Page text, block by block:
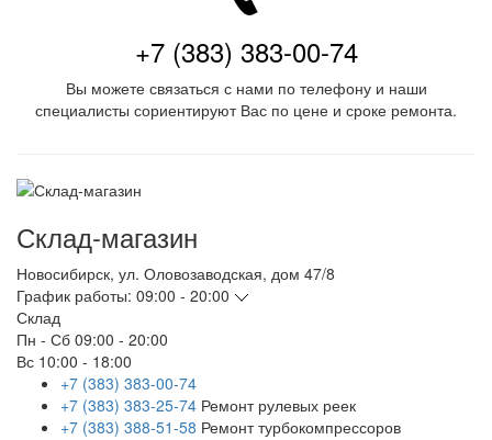
+7 (383) 383-00-74
Вы можете связаться с нами по телефону и наши
специалисты сориентируют Вас по цене и сроке ремонта.
Склад-магазин
Новосибирск, ул. Оловозаводская, дом 47/8
График работы: 09:00 - 20:00
Склад
Пн - Сб 09:00 - 20:00
Вс 10:00 - 18:00
+7 (383) 383-00-74
+7 (383) 383-25-74 Ремонт рулевых реек
+7 (383) 388-51-58 Ремонт турбокомпрессоров